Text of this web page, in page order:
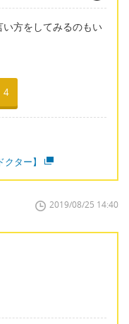
方をしてみるのもい
4
ター】
2019/08/25 14:40